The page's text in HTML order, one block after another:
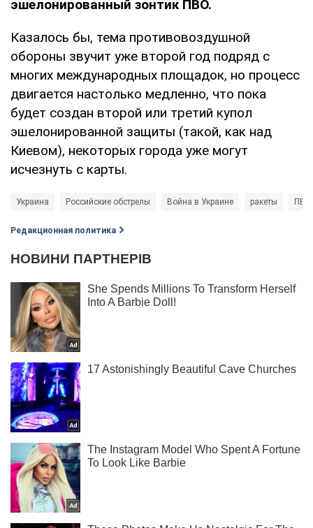
эшелонированный зонтик ПВО.
Казалось бы, тема противовоздушной
обороны звучит уже второй год подряд с
многих международных площадок, но процесс
двигается настолько медленно, что пока
будет создан второй или третий купол
эшелонированной защиты (такой, как над
Киевом), некоторых города уже могут
исчезнуть с карты.
Украина Российские обстрелы Война в Украине ракеты ПВО
Редакционная политика